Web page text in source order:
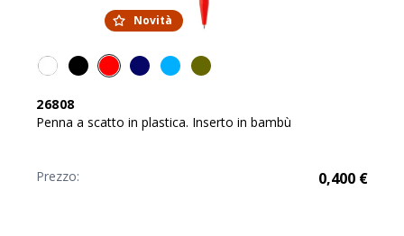
Novità
26808
Penna a scatto in plastica. Inserto in bambù
Prezzo: 0,400 €